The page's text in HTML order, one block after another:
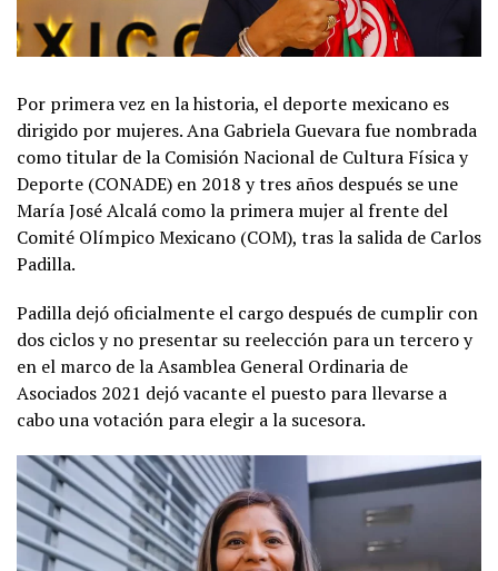
Por primera vez en la historia, el deporte mexicano es
dirigido por mujeres. Ana Gabriela Guevara fue nombrada
como titular de la Comisión Nacional de Cultura Física y
Deporte (CONADE) en 2018 y tres años después se une
María José Alcalá como la primera mujer al frente del
Comité Olímpico Mexicano (COM), tras la salida de Carlos
Padilla.
Padilla dejó oficialmente el cargo después de cumplir con
dos ciclos y no presentar su reelección para un tercero y
en el marco de la Asamblea General Ordinaria de
Asociados 2021 dejó vacante el puesto para llevarse a
cabo una votación para elegir a la sucesora.